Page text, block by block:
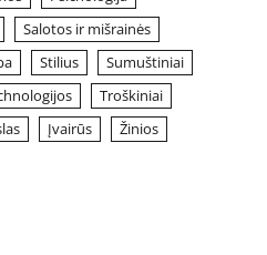
Salotos ir mišrainės
Stilius
Sumuštiniai
Troškiniai
Įvairūs
Žinios